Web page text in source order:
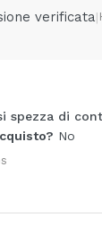
un
potrebbe
verificata|
spezza di
No